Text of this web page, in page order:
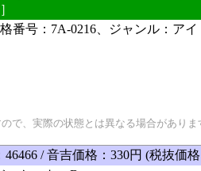
番号：7A-0216、ジャンル：アイ
で、実際の状態とは異なる場合があり
46466 / 音吉価格：330円 (税抜価